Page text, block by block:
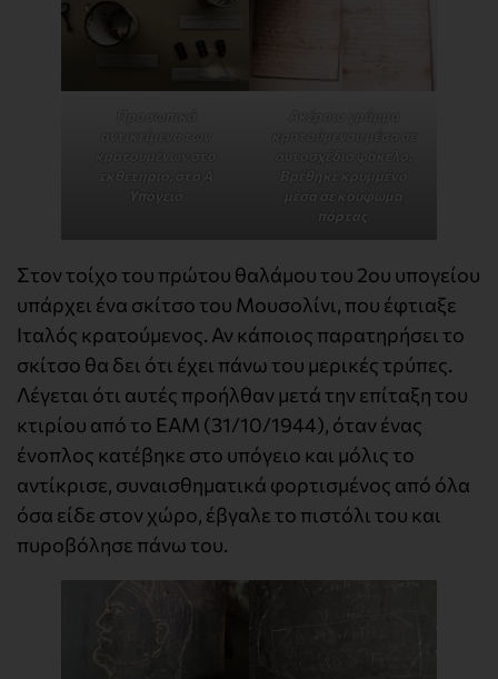
αντικείμενα των
κρατουμένων στο
εκθετήριο, στο Α
Υπόγειο
κρατούμενου μέσα σε
αυτοσχέδιο φάκελο.
Βρέθηκε κρυμμένο
μέσα σε κούφωμα
πόρτας.
Στον τοίχο του πρώτου θαλάμου του 2ου υπογείου
υπάρχει ένα σκίτσο του Μουσολίνι, που έφτιαξε
Ιταλός κρατούμενος. Αν κάποιος παρατηρήσει το
σκίτσο θα δει ότι έχει πάνω του μερικές τρύπες.
Λέγεται ότι αυτές προήλθαν μετά την επίταξη του
κτιρίου από το ΕΑΜ (31/10/1944), όταν ένας
ένοπλος κατέβηκε στο υπόγειο και μόλις το
αντίκρισε, συναισθηματικά φορτισμένος από όλα
όσα είδε στον χώρο, έβγαλε το πιστόλι του και
πυροβόλησε πάνω του.